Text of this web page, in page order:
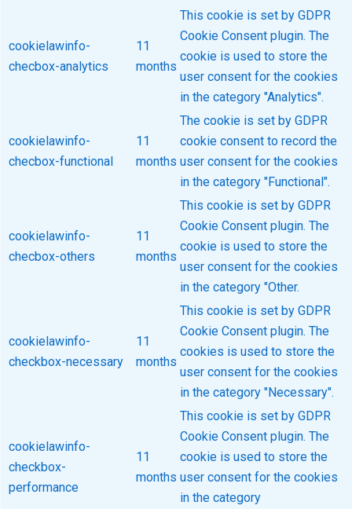
cookielawinfo-
checbox-analytics
11
months
This cookie is set by GDPR
Cookie Consent plugin. The
cookie is used to store the
user consent for the cookies
in the category "Analytics".
cookielawinfo-
checbox-functional
11
months
The cookie is set by GDPR
cookie consent to record the
user consent for the cookies
in the category "Functional".
cookielawinfo-
checbox-others
11
months
This cookie is set by GDPR
Cookie Consent plugin. The
cookie is used to store the
user consent for the cookies
in the category "Other.
cookielawinfo-
checkbox-necessary
11
months
This cookie is set by GDPR
Cookie Consent plugin. The
cookies is used to store the
user consent for the cookies
in the category "Necessary".
cookielawinfo-
checkbox-
performance
11
months
This cookie is set by GDPR
Cookie Consent plugin. The
cookie is used to store the
user consent for the cookies
in the category